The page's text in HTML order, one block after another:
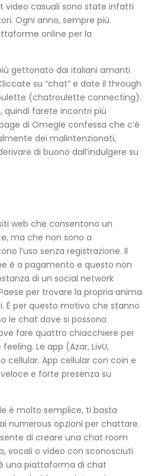
video casuali sono state infatti
Ogni anno, sempre più
online per la
gettonato dai italiani amanti
su “chat” e date il through
(chatroulette connecting).
quindi farete incontri più
di Omegle confessa che c’è
dei malintenzionati,
di buono dall’indulgere su
web che consentono un
ma che non sono a
l’uso senza registrazione. Il
è a pagamento e questo non
di un social network
per trovare la propria anima
È per questo motivo che stanno
le chat dove si possono
fare quattro chiacchiere per
Le app (Azar, LivU,
cellular. App cellular con coin e
e forte presenza su
è molto semplice, ti basta
numerous opzioni per chattare.
di creare una chat room
vocali o video con sconosciuti
una piattaforma di chat